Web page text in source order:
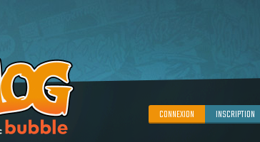
CONNEXION INSCRIPTION